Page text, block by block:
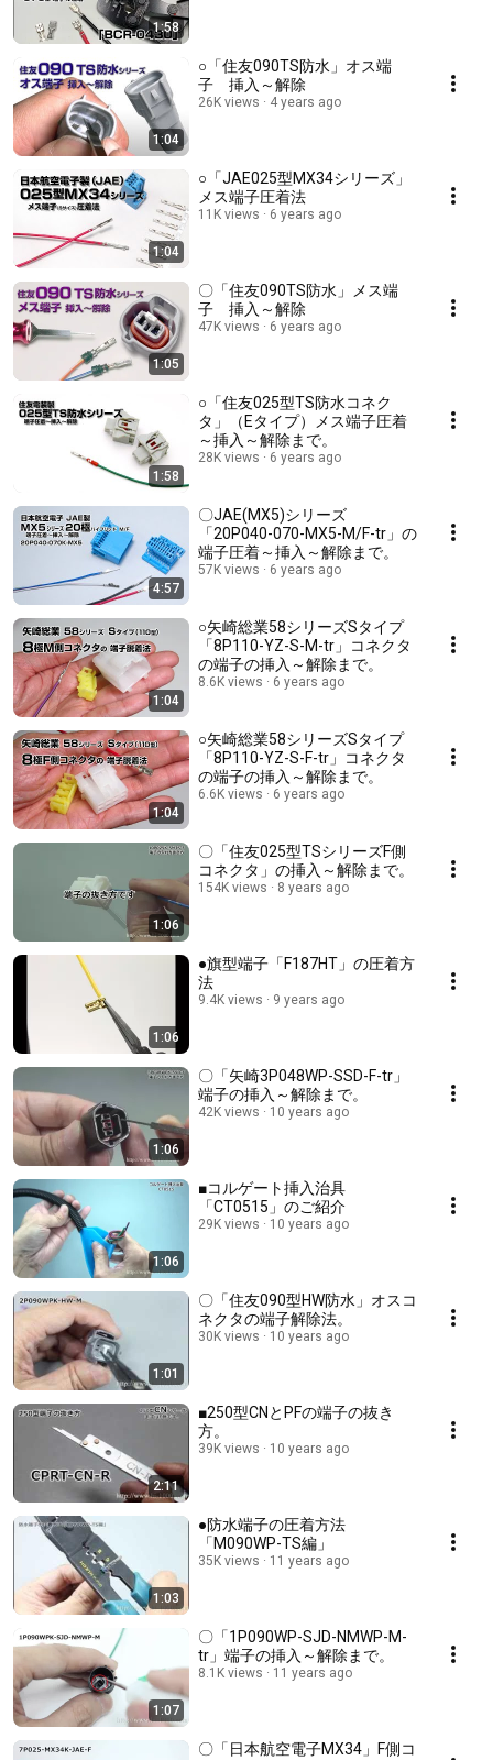
1:58
1:04
○「住友090TS防水」オス端
子 挿入～解除
26K views 4 years ago
1:04
○「JAE025型MX34シリーズ」
メス端子圧着法
11K views 6 years ago
1:05
〇「住友090TS防水」メス端
子 挿入～解除
47K views 6 years ago
1:58
○「住友025型TS防水コネク
タ」（Eタイプ）メス端子圧着
～挿入～解除まで。
28K views 6 years ago
4:57
〇JAE(MX5)シリーズ
「20P040-070-MX5-M/F-tr」の
端子圧着～挿入～解除まで。
57K views 6 years ago
1:04
○矢崎総業58シリーズSタイプ
「8P110-YZ-S-M-tr」コネクタ
の端子の挿入～解除まで。
8.6K views 6 years ago
1:04
○矢崎総業58シリーズSタイプ
「8P110-YZ-S-F-tr」コネクタ
の端子の挿入～解除まで。
6.6K views 6 years ago
1:06
〇「住友025型TSシリーズF側
コネクタ」の挿入～解除まで。
154K views 8 years ago
1:06
●旗型端子「F187HT」の圧着方
法
9.4K views 9 years ago
1:06
〇「矢崎3P048WP-SSD-F-tr」
端子の挿入～解除まで。
42K views 10 years ago
1:06
■コルゲート挿入治具
「CT0515」のご紹介
29K views 10 years ago
1:01
〇「住友090型HW防水」オスコ
ネクタの端子解除法。
30K views 10 years ago
2:11
■250型CNとPFの端子の抜き
方。
39K views 10 years ago
1:03
●防水端子の圧着方法
「M090WP-TS編」
35K views 11 years ago
1:07
〇「1P090WP-SJD-NMWP-M-
tr」端子の挿入～解除まで。
8.1K views 11 years ago
〇「日本航空電子MX34」F側コ